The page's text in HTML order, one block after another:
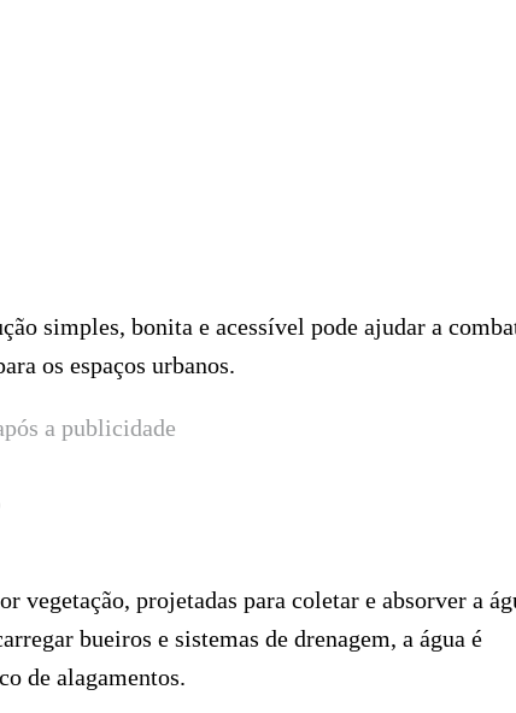
simples, bonita e acessível pode ajudar a
os espaços urbanos.
a publicidade
vegetação, projetadas para coletar e absorver a
bueiros e sistemas de drenagem, a água é
de alagamentos.